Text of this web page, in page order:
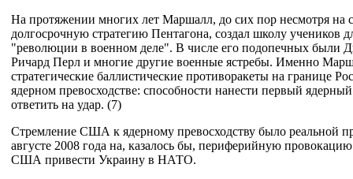
На протяжении многих лет Маршалл, до сих пор несмотря на
долгосрочную стратегию Пентагона, создал школу учеников
"революции в военном деле". В числе его подопечных были
Ричард Перл и многие другие военные ястребы. Именно
стратегические баллистические противоракеты на
ядерном превосходстве: способности нанести первый
ответить на удар. (7)
Стремление США к ядерному превосходству было реальной
августе 2008 года на, казалось бы, периферийную
США привести Украину в НАТО.